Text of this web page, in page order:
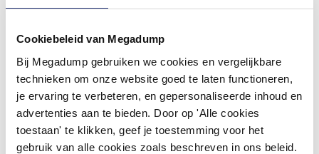
Cookiebeleid van Megadump
Bij Megadump gebruiken we cookies en vergelijkbare
technieken om onze website goed te laten functioneren,
je ervaring te verbeteren, en gepersonaliseerde inhoud en
advertenties aan te bieden. Door op 'Alle cookies
toestaan' te klikken, geef je toestemming voor het
gebruik van alle cookies zoals beschreven in ons beleid.
Thermostaatkraan Ore
Weel Inbouw 2-Weg Pull &
Push Rvs
1 tot 3 werkdagen